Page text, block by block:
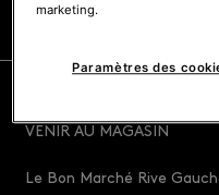
VENIR AU MAGASIN
Le Bon Marché Rive
marketing.
Paramètres des